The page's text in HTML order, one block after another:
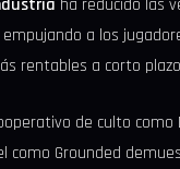
ha reducido las
a los
rentables a corto
de culto como
como Grounded